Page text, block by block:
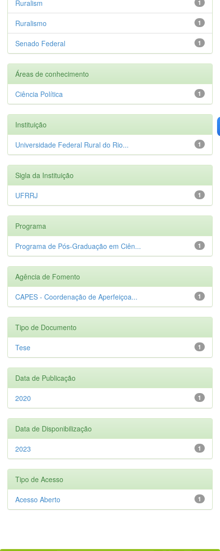
1
Ruralism
1
Ruralismo
1
Senado Federal
Áreas de conhecimento
1
Ciência Política
Instituição
1
Universidade Federal Rural do Rio...
Sigla da Instituição
1
UFRRJ
Programa
1
Programa de Pós-Graduação em Ciên...
Agência de Fomento
1
CAPES - Coordenação de Aperfeiçoa...
Tipo de Documento
1
Tese
Data de Publicação
1
2020
Data de Disponibilização
1
2023
Tipo de Acesso
1
Acesso Aberto